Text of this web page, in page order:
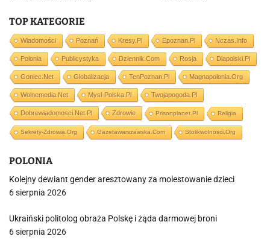
TOP KATEGORIE
Wiadomości Poznań Kresy.pl Epoznan.pl Nczas.info
Polonia Publicystyka Dziennik.com Rosja Dlapolski.pl
Goniec.net Globalizacja TenPoznan.pl Magnapolonia.org
Wolnemedia.net Mysl-Polska.pl Twojapogoda.pl
Dobrewiadomosci.net.pl Zdrowie Prisonplanet.pl Religia
Sekrety-Zdrowia.org Gazetawarszawska.com Stolikwolnosci.org
POLONIA
Kolejny dewiant gender aresztowany za molestowanie dzieci
6 sierpnia 2026
Ukraiński politolog obraża Polskę i żąda darmowej broni
6 sierpnia 2026